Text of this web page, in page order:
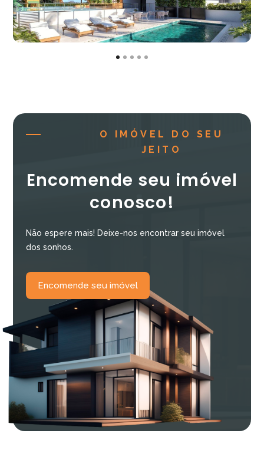
O IMÓVEL DO SEU
JEITO
Encomende seu imóvel
conosco!
Não espere mais! Deixe-nos encontrar seu imóvel
dos sonhos.
Encomende seu imóvel